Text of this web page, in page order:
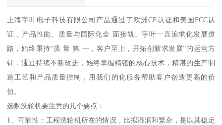
上海宇叶电子科技有限公司产品通过了欧洲CE认证和美国FCC认
证，产品性能、质量与国际化全 面接轨。宇叶一直追求化发展道
路，始终秉持“质 量 第 一，客户至上，开拓创新求发展”的运营方
针，通过持续不断改进，始终掌握精密的核心技术，精湛的生产制
造工艺和产品质量控制，用我们的化服务帮助客户创造更高的价
值。
选购洗轮机要注意的几个要点：
1、可靠性：工程洗轮机所在的情况，比拟湿润和繁杂，是以其稳定